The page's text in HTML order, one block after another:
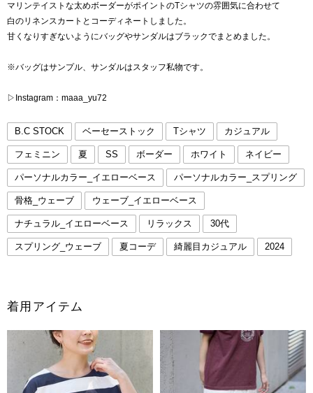
マリンテイストな太めボーダーがポイントのTシャツの雰囲気に合わせて
白のリネンスカートとコーディネートしました。
甘くなりすぎないようにバッグやサンダルはブラックでまとめました。
※バッグはサンプル、サンダルはスタッフ私物です。
▷Instagram：maaa_yu72
B.C STOCK ベーセーストック Tシャツ カジュアル
フェミニン 夏 SS ボーダー ホワイト ネイビー
パーソナルカラー_イエローベース パーソナルカラー_スプリング
骨格_ウェーブ ウェーブ_イエローベース
ナチュラル_イエローベース リラックス 30代
スプリング_ウェーブ 夏コーデ 綺麗目カジュアル 2024
着用アイテム